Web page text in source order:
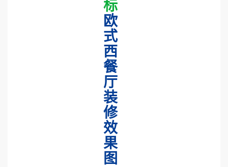
标
欧
式
西
餐
厅
装
修
效
果
图